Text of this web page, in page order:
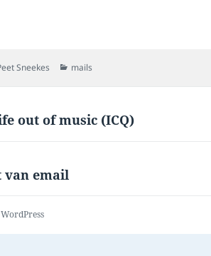
Sneekes Categories
mails
out of music (ICQ)
van email